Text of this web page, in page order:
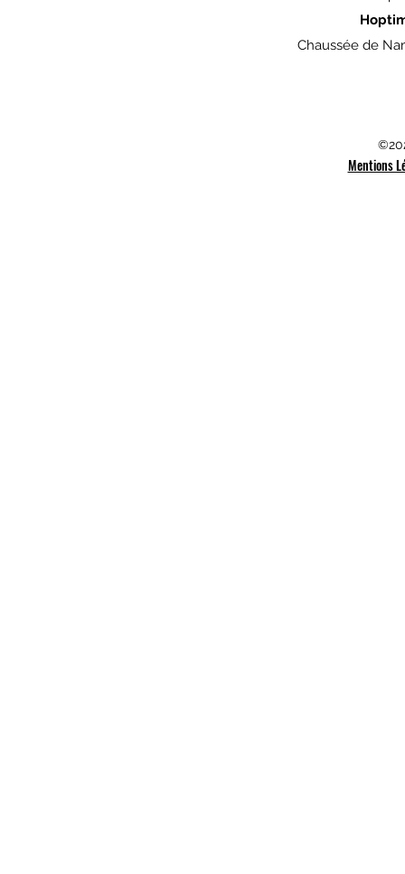
Chaussée de
Mentions